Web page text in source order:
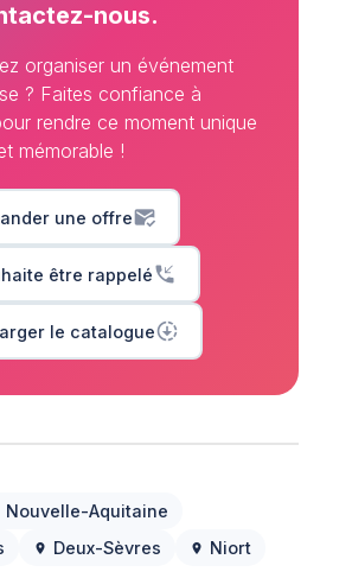
nous.
organiser un événement
? Faites confiance à
rendre ce moment unique
mémorable !
une offremark_email_read
être rappeléphone_callback
le cataloguedownloading
Nouvelle-Aquitaine
location_on Deux-Sèvres location_on Niort